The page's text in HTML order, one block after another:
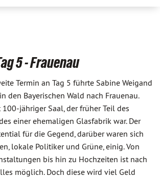
5 - Frauenau
Termin an Tag 5 führte Sabine Weigand
den Bayerischen Wald nach Frauenau.
jähriger Saal, der früher Teil des
einer ehemaligen Glasfabrik war. Der
für die Gegend, darüber waren sich
lokale Politiker und Grüne, einig. Von
bis hin zu Hochzeiten ist nach
möglich. Doch diese wird viel Geld